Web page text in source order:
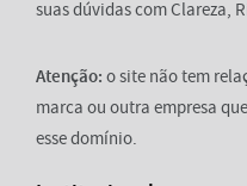
suas dúvidas com Clareza,
Atenção: o site não tem
marca ou outra empresa
esse domínio.